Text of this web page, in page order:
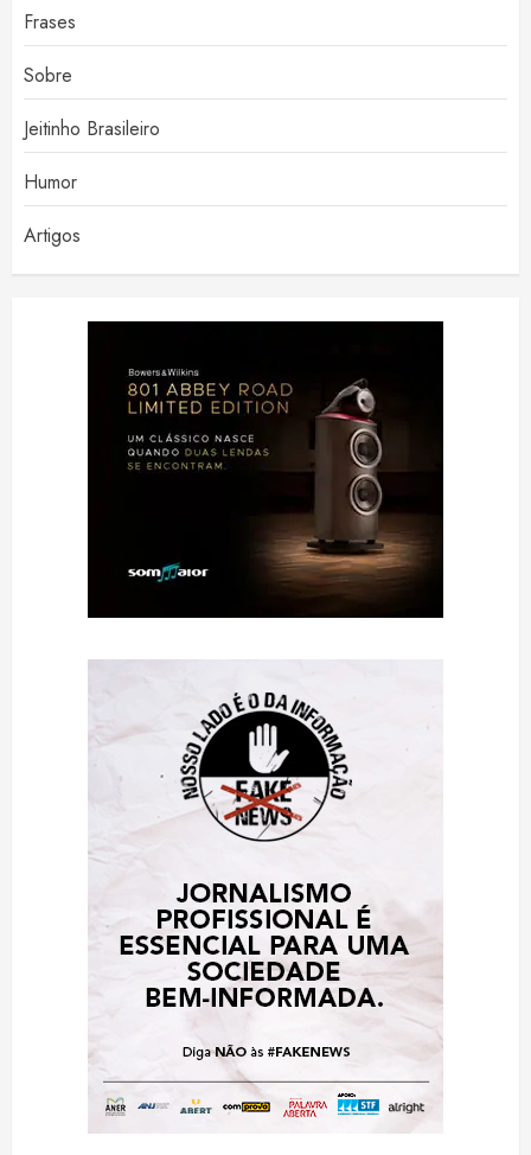
Frases
Sobre
Jeitinho Brasileiro
Humor
Artigos